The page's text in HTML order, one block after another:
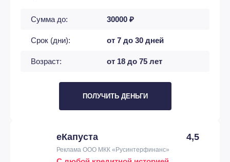
Сумма до: 30000 ₽
Срок (дни): от 7 до 30 дней
Возраст: от 18 до 75 лет
ПОЛУЧИТЬ ДЕНЬГИ
еКапуста 4,5
Реклама ООО МКК «Русинтерфинанс»